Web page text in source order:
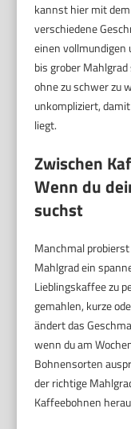
kannst hier mit
verschiedene
einen
bis grober
ohne zu schwer zu
unkompliziert,
liegt.
Zwischen
Wenn du
suchst
Manchmal
Mahlgrad ein
Lieblingskaffee zu
gemahlen, kurze
ändert das
wenn du am
Bohnensorten
der richtige
Kaffeebohnen